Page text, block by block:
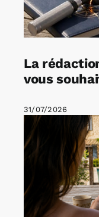
La
vous
31/07/2026